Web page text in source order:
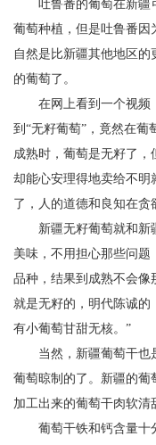
吐鲁番的葡萄在新
葡萄种植，但是吐鲁番因
自然是比新疆其他地区
的葡萄了。
在网上看到一个视频
到“无籽葡萄”，竟然在
成熟时，葡萄是无籽了，
却能心安理得地卖给不明
了，人的道德和良知在贪
新疆无籽葡萄就和新
美味，不用担心那些问
品种，结果到成熟不会像
就是无籽的，明代陈诚
有小葡萄甘甜无核。”
当然，新疆葡萄干也
葡萄晾制的了。新疆的葡
加工出来的葡萄干肉软清
葡萄干铁和钙含量十